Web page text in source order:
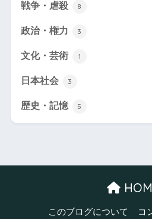
戦争・虐殺 8
政治・権力 3
文化・芸術 1
日本社会 3
歴史・記憶 5
このブログについて コ